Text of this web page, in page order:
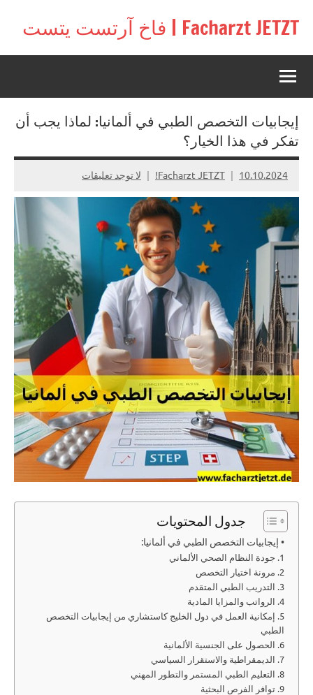
Facharzt JETZT | فاخ آرتست يتست
Free
interactive
community
for
in
Germany,
Switzerland,
and
إيجابيات التخصص الطبي في ألمانيا: لماذا يجب أن
تفكر في هذا الخيار؟
10.10.2024
Facharzt JETZT! لا توجد تعليقات
جدول المحتويات
• إيجابيات التخصص الطبي في ألمانيا:
1. جودة النظام الصحي الألماني
2. مرونة اختيار التخصص
3. التدريب الطبي المتقدم
4. الرواتب والمزايا المادية
5. إمكانية العمل في دول الخليج كاستشاري من إيجابيات التخصص
الطبي
6. الحصول على الجنسية الألمانية
7. الديمقراطية والاستقرار السياسي
8. التعليم الطبي المستمر والتطور المهني
9. توافر الفرص البحثية